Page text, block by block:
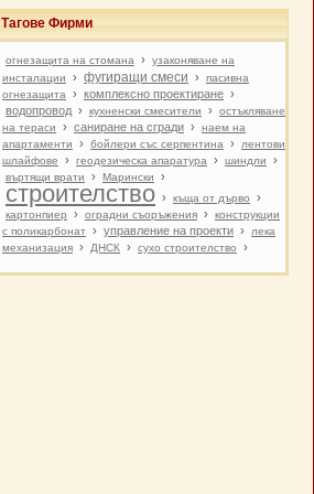
Тагове Фирми
огнезащита на стомана ›
узаконяване на
инсталации
› фугиращи смеси ›
пасивна
огнезащита
› комплексно проектиране ›
водопровод › кухненски смесители ›
остъкляване
на тераси
› саниране на сгради ›
наем на
апартаменти
› бойлери със серпентина ›
лентови
шлайфове
› геодезическа апаратура › шиндли ›
въртящи врати › Марински ›
строителство › къща от дърво ›
картонпиер › оградни съоръжения ›
конструкции
с поликарбонат › управление на проекти ›
лека
механизация › ДНСК › сухо строителство ›